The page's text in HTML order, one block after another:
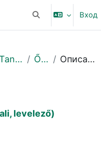
Изменить данные
Вход
Polgári Jogi Tanszék Őszi Описание
levelező)